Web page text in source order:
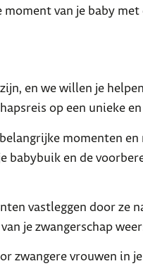
van je baby
en we willen je
op een unieke
momenten
babybuik en de
vastleggen door ze
je zwangerschap
zwangere vrouwen in